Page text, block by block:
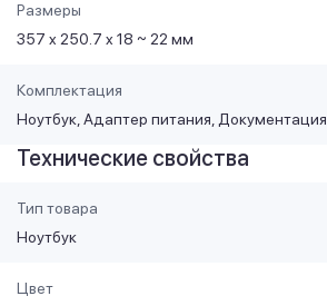
Размеры
357 x 250.7 x 18 ~ 22 мм
Комплектация
Ноутбук, Адаптер питания, Документация
Технические свойства
Тип товара
Ноутбук
Цвет